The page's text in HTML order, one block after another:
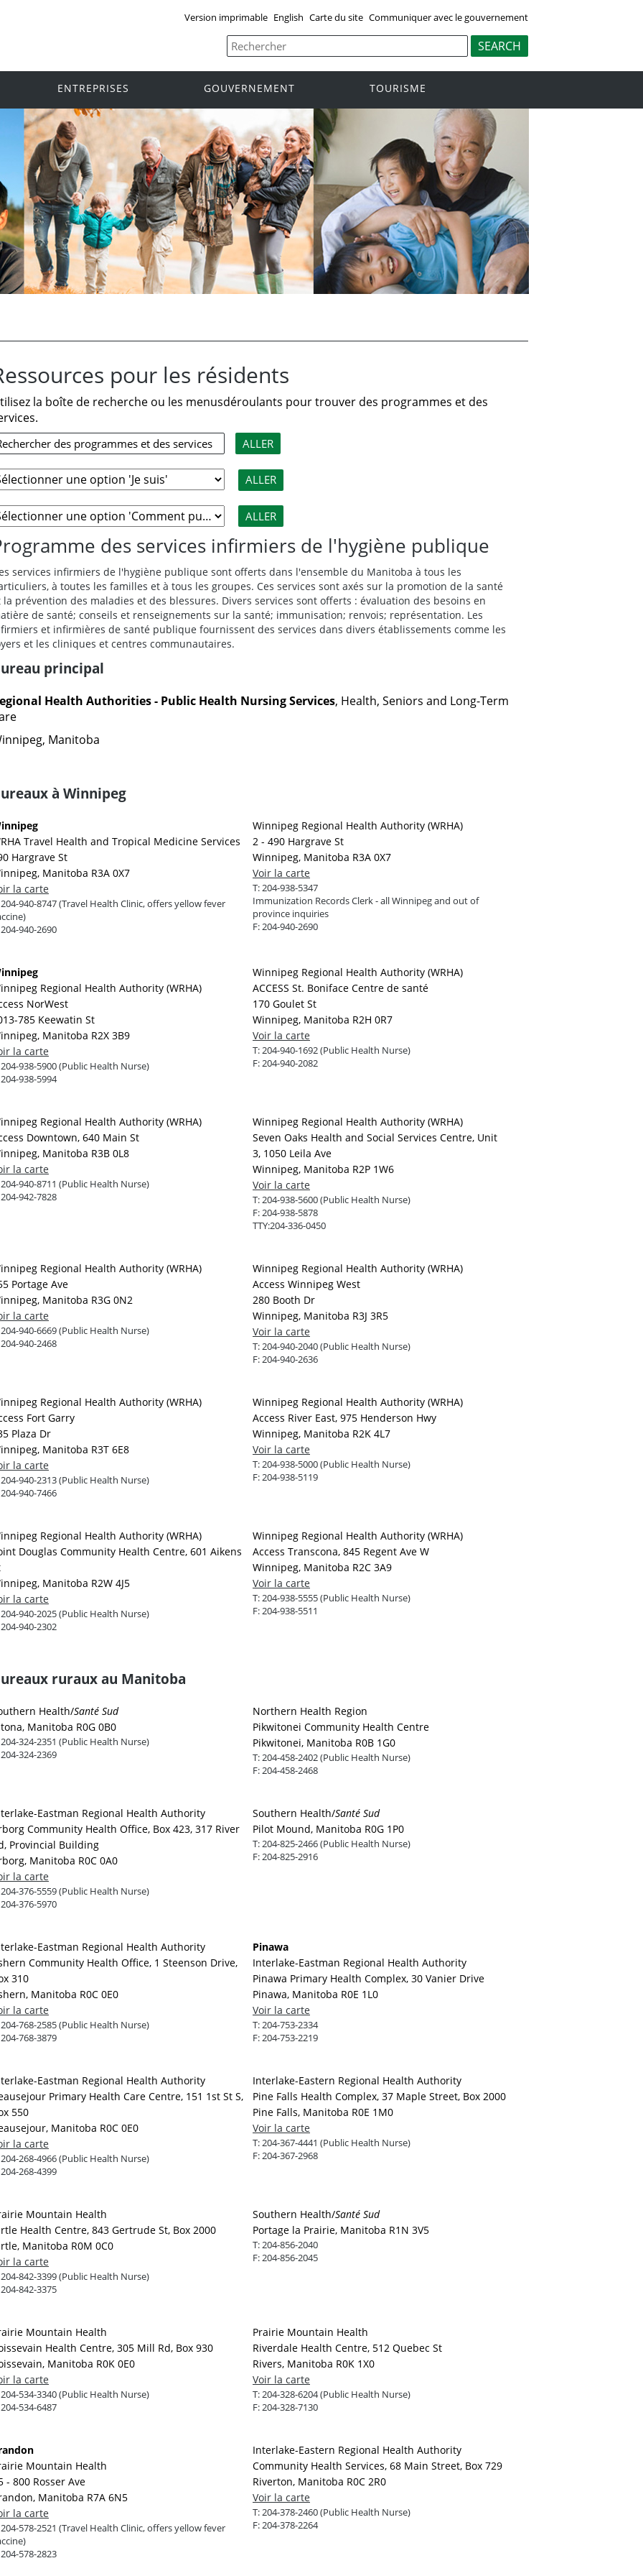
Version imprimable English Carte du site Communiquer avec le gouvernement
ENTREPRISES GOUVERNEMENT TOURISME
pour les résidents
la boîte de recherche ou les menusdéroulants pour trouver des programmes et des
des services infirmiers de l'hygiène publique
services infirmiers de l'hygiène publique sont offerts dans l'ensemble du Manitoba à tous les
à toutes les familles et à tous les groupes. Ces services sont axés sur la promotion de la santé
la prévention des maladies et des blessures. Divers services sont offerts : évaluation des besoins en
de santé; conseils et renseignements sur la santé; immunisation; renvois; représentation. Les
et infirmières de santé publique fournissent des services dans divers établissements comme les
et les cliniques et centres communautaires.
principal
Health Authorities - Public Health Nursing Services, Health, Seniors and Long-Term
Manitoba
à Winnipeg
Travel Health and Tropical Medicine Services
Hargrave St
Manitoba R3A 0X7
la carte
204-940-8747 (Travel Health Clinic, offers yellow fever
204-940-2690
Winnipeg Regional Health Authority (WRHA)
2 - 490 Hargrave St
Winnipeg, Manitoba R3A 0X7
Voir la carte
T:204-938-5347
Immunization Records Clerk - all Winnipeg and out of
province inquiries
F:204-940-2690
Regional Health Authority (WRHA)
NorWest
785 Keewatin St
Manitoba R2X 3B9
la carte
204-938-5900 (Public Health Nurse)
204-938-5994
Winnipeg Regional Health Authority (WRHA)
ACCESS St. Boniface Centre de santé
170 Goulet St
Winnipeg, Manitoba R2H 0R7
Voir la carte
T:204-940-1692 (Public Health Nurse)
F:204-940-2082
Regional Health Authority (WRHA)
Downtown, 640 Main St
Manitoba R3B 0L8
la carte
204-940-8711 (Public Health Nurse)
204-942-7828
Winnipeg Regional Health Authority (WRHA)
Seven Oaks Health and Social Services Centre, Unit
3, 1050 Leila Ave
Winnipeg, Manitoba R2P 1W6
Voir la carte
T:204-938-5600 (Public Health Nurse)
F:204-938-5878
TTY:204-336-0450
Regional Health Authority (WRHA)
Portage Ave
Manitoba R3G 0N2
la carte
204-940-6669 (Public Health Nurse)
204-940-2468
Winnipeg Regional Health Authority (WRHA)
Access Winnipeg West
280 Booth Dr
Winnipeg, Manitoba R3J 3R5
Voir la carte
T:204-940-2040 (Public Health Nurse)
F:204-940-2636
Regional Health Authority (WRHA)
Fort Garry
Plaza Dr
Manitoba R3T 6E8
la carte
204-940-2313 (Public Health Nurse)
204-940-7466
Winnipeg Regional Health Authority (WRHA)
Access River East, 975 Henderson Hwy
Winnipeg, Manitoba R2K 4L7
Voir la carte
T:204-938-5000 (Public Health Nurse)
F:204-938-5119
Regional Health Authority (WRHA)
Douglas Community Health Centre, 601 Aikens
Manitoba R2W 4J5
la carte
204-940-2025 (Public Health Nurse)
204-940-2302
Winnipeg Regional Health Authority (WRHA)
Access Transcona, 845 Regent Ave W
Winnipeg, Manitoba R2C 3A9
Voir la carte
T:204-938-5555 (Public Health Nurse)
F:204-938-5511
ruraux au Manitoba
Health/Santé Sud
Manitoba R0G 0B0
204-324-2351 (Public Health Nurse)
204-324-2369
Northern Health Region
Pikwitonei Community Health Centre
Pikwitonei, Manitoba R0B 1G0
T:204-458-2402 (Public Health Nurse)
F:204-458-2468
Eastman Regional Health Authority
Community Health Office, Box 423, 317 River
Provincial Building
Manitoba R0C 0A0
la carte
204-376-5559 (Public Health Nurse)
204-376-5970
Southern Health/Santé Sud
Pilot Mound, Manitoba R0G 1P0
T:204-825-2466 (Public Health Nurse)
F:204-825-2916
Eastman Regional Health Authority
Community Health Office, 1 Steenson Drive,
310
Manitoba R0C 0E0
la carte
204-768-2585 (Public Health Nurse)
204-768-3879
Pinawa
Interlake-Eastman Regional Health Authority
Pinawa Primary Health Complex, 30 Vanier Drive
Pinawa, Manitoba R0E 1L0
Voir la carte
T:204-753-2334
F:204-753-2219
Eastman Regional Health Authority
Primary Health Care Centre, 151 1st St S,
550
Manitoba R0C 0E0
la carte
204-268-4966 (Public Health Nurse)
204-268-4399
Interlake-Eastern Regional Health Authority
Pine Falls Health Complex, 37 Maple Street, Box 2000
Pine Falls, Manitoba R0E 1M0
Voir la carte
T:204-367-4441 (Public Health Nurse)
F:204-367-2968
Mountain Health
Health Centre, 843 Gertrude St, Box 2000
Manitoba R0M 0C0
la carte
204-842-3399 (Public Health Nurse)
204-842-3375
Southern Health/Santé Sud
Portage la Prairie, Manitoba R1N 3V5
T:204-856-2040
F:204-856-2045
Mountain Health
Health Centre, 305 Mill Rd, Box 930
Manitoba R0K 0E0
la carte
204-534-3340 (Public Health Nurse)
204-534-6487
Prairie Mountain Health
Riverdale Health Centre, 512 Quebec St
Rivers, Manitoba R0K 1X0
Voir la carte
T:204-328-6204 (Public Health Nurse)
F:204-328-7130
Mountain Health
- 800 Rosser Ave
Manitoba R7A 6N5
la carte
204-578-2521 (Travel Health Clinic, offers yellow fever
204-578-2823
Interlake-Eastern Regional Health Authority
Community Health Services, 68 Main Street, Box 729
Riverton, Manitoba R0C 2R0
Voir la carte
T:204-378-2460 (Public Health Nurse)
F:204-378-2264